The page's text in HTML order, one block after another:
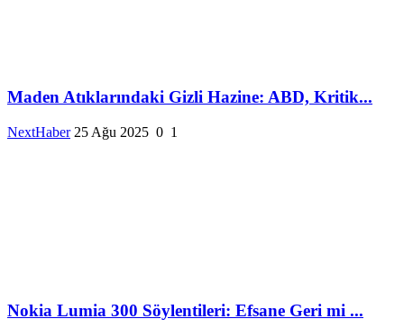
Maden Atıklarındaki Gizli Hazine: ABD, Kritik...
NextHaber 25 Ağu 2025 0 1
Nokia Lumia 300 Söylentileri: Efsane Geri mi ...